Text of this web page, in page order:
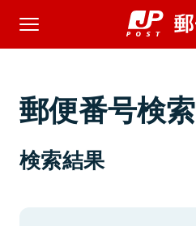
郵便番号検索
検索結果